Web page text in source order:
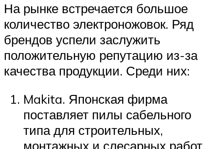
На рынке встречается большое
количество электроножовок. Ряд
брендов успели заслужить
положительную репутацию из-за
качества продукции. Среди них:
Makita. Японская фирма
поставляет пилы сабельного
типа для строительных,
монтажных и слесарных работ.